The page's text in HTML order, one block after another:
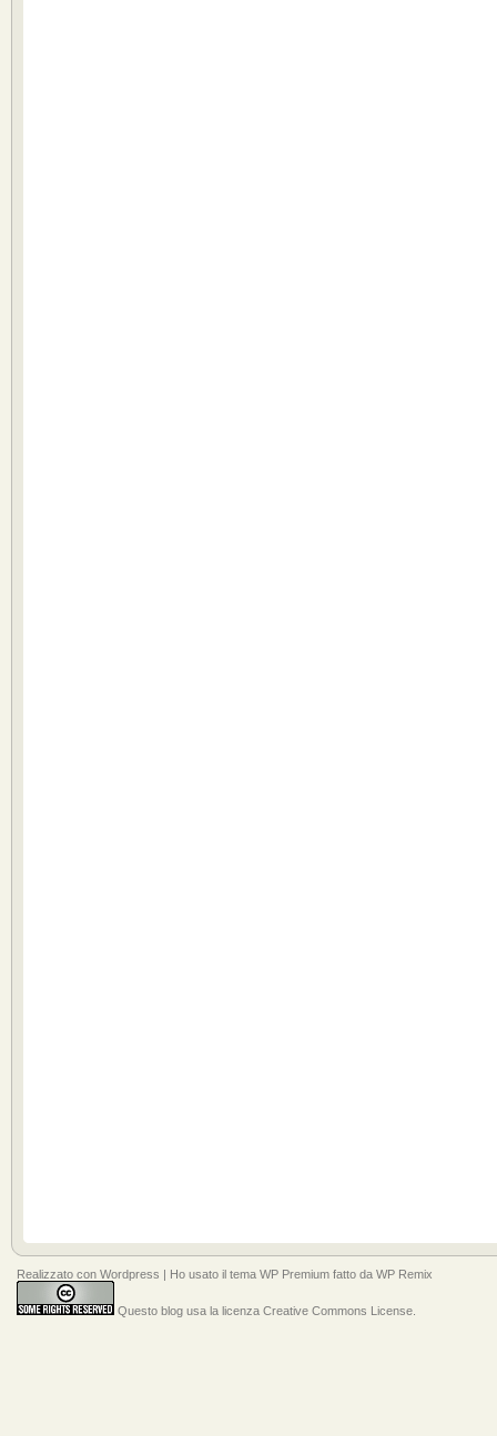
Realizzato con Wordpress | Ho usato il tema WP Premium fatto da WP Remix
Questo blog usa la licenza Creative Commons License